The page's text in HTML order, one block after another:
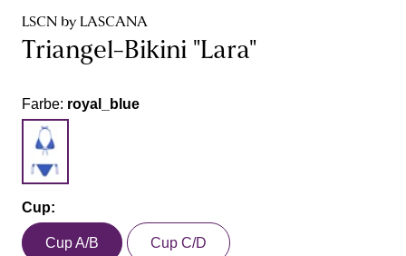
LSCN by LASCANA
Triangel-Bikini "Lara"
Farbe: royal_blue
Cup:
Cup A/B Cup C/D